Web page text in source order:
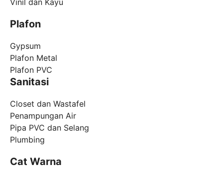
Plafon
Gypsum
Plafon Metal
Plafon PVC
Sanitasi
Closet dan Wastafel
Penampungan Air
Pipa PVC dan Selang
Plumbing
Cat Warna